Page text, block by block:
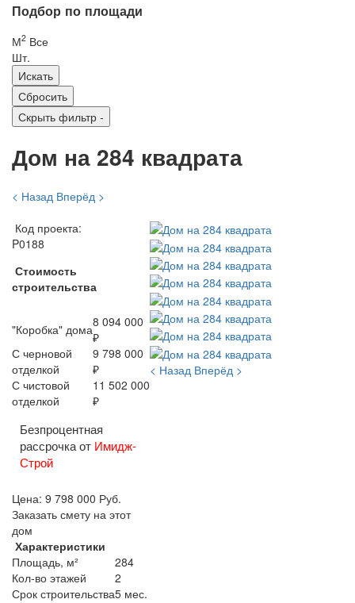
Подбор по площади
М2 Все
Шт.
Скрыть фильтр -
Дом на 284 квадрата
< Назад Вперёд >
Код проекта:
P0188
Стоимость
строительства
"Коробка" дома8 094 000
₽
С черновой
отделкой
9 798 000
₽
С чистовой
отделкой
11 502 000
₽
Безпроцентная
рассрочка от Имидж-
Строй
Цена: 9 798 000 Руб.
Заказать смету на этот
дом
Характеристики
Площадь, м²
284
Кол-во этажей
2
Срок строительства5 мес.
< Назад Вперёд >